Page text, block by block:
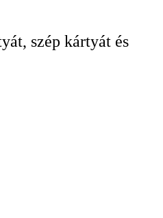
szép kártyát és